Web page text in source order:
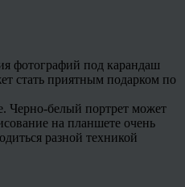
фотографий под карандаш
стать приятным подарком по
Черно-белый портрет может
на планшете очень
разной техникой